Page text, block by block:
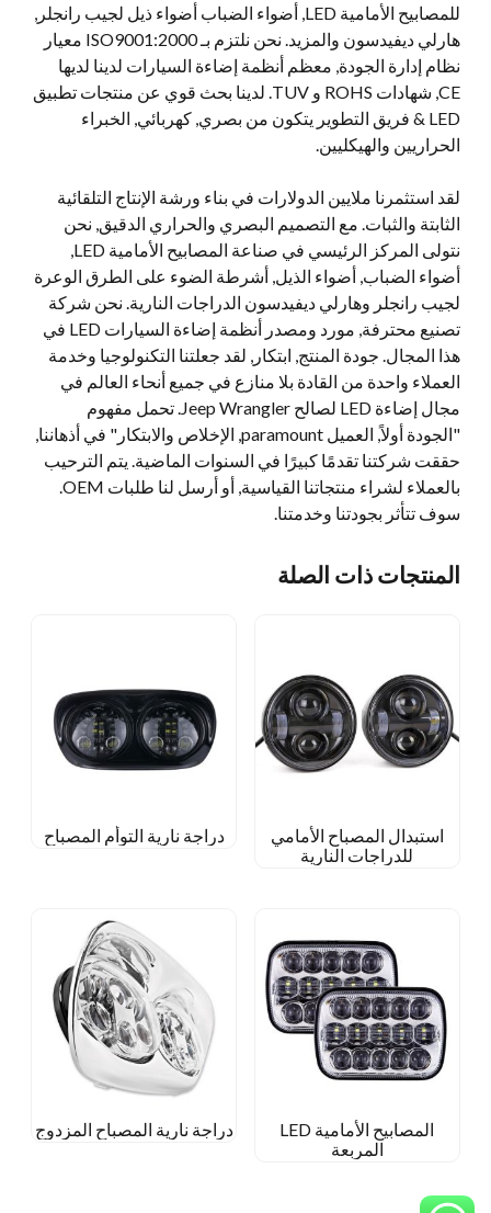
للمصابيح الأمامية LED, أضواء الضباب أضواء ذيل لجيب رانجلر,
هارلي ديفيدسون والمزيد. نحن نلتزم بـ ISO9001:2000 معيار
نظام إدارة الجودة, معظم أنظمة إضاءة السيارات لدينا لديها
CE, شهادات ROHS و TUV. لدينا بحث قوي عن منتجات تطبيق
LED & فريق التطوير يتكون من بصري, كهربائي, الخبراء
الحراريين والهيكليين.
لقد استثمرنا ملايين الدولارات في بناء ورشة الإنتاج التلقائية
الثابتة والثبات. مع التصميم البصري والحراري الدقيق, نحن
نتولى المركز الرئيسي في صناعة المصابيح الأمامية LED,
أضواء الضباب, أضواء الذيل, أشرطة الضوء على الطرق الوعرة
لجيب رانجلر وهارلي ديفيدسون الدراجات النارية. نحن شركة
تصنيع محترفة, مورد ومصدر أنظمة إضاءة السيارات LED في
هذا المجال. جودة المنتج, ابتكار, لقد جعلتنا التكنولوجيا وخدمة
العملاء واحدة من القادة بلا منازع في جميع أنحاء العالم في
مجال إضاءة LED لصالح Jeep Wrangler. تحمل مفهوم
"الجودة أولاً, العميل paramount, الإخلاص والابتكار" في أذهاننا,
حققت شركتنا تقدمًا كبيرًا في السنوات الماضية. يتم الترحيب
بالعملاء لشراء منتجاتنا القياسية, أو أرسل لنا طلبات OEM.
سوف تتأثر بجودتنا وخدمتنا.
المنتجات ذات الصلة
دراجة نارية التوأم المصباح
استبدال المصباح الأمامي
للدراجات النارية
دراجة نارية المصباح المزدوج
المصابيح الأمامية LED
المربعة